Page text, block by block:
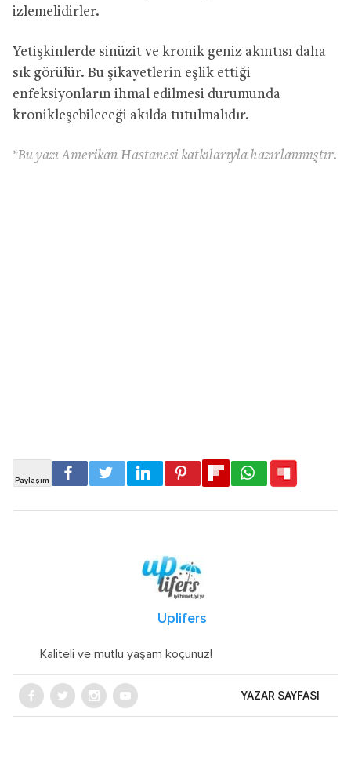
izlemelidirler.
Yetişkinlerde sinüzit ve kronik geniz akıntısı daha
sık görülür. Bu şikayetlerin eşlik ettiği
enfeksiyonların ihmal edilmesi durumunda
kronikleşebileceği akılda tutulmalıdır.
*Bu yazı Amerikan Hastanesi katkılarıyla hazırlanmıştır.
Uplifers
Kaliteli ve mutlu yaşam koçunuz!
YAZAR SAYFASI